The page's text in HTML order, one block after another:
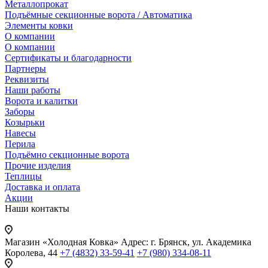
Металлопрокат
Подъёмные секционные ворота / Автоматика
Элементы ковки
О компании
О компании
Сертификаты и благодарности
Партнеры
Реквизиты
Наши работы
Ворота и калитки
Заборы
Козырьки
Навесы
Перила
Подъёмно секционные ворота
Прочие изделия
Теплицы
Доставка и оплата
Акции
Наши контакты
Магазин «Холодная Ковка» Адрес: г. Брянск, ул. Академика
Королева, 44 +7 (4832) 33-59-41 +7 (980) 334-08-11